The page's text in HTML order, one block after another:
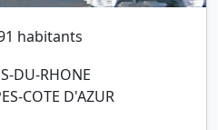
habitants
DU-RHONE
COTE D'AZUR